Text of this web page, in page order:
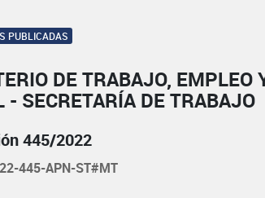
PUBLICADAS
DE TRABAJO, EMPLEO
- SECRETARÍA DE TRABAJO
445/2022
445-APN-ST#MT